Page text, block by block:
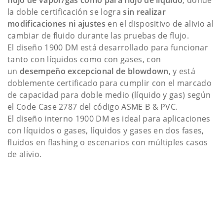
la doble certificación se lograsin realizar
modificaciones ni ajustes en el dispositivo de alivio al
cambiar de fluido durante las pruebas de flujo.
El diseño 1900 DM está desarrollado para funcionar
tanto con líquidos como con gases, con
un desempeño excepcional de blowdown, y está
doblemente certificado para cumplir con el marcado
de capacidad para doble medio (líquido y gas) según
el Code Case 2787 del código ASME B & PVC.
El diseño interno 1900 DM es ideal para aplicaciones
con líquidos o gases, líquidos y gases en dos fases,
fluidos en flashing o escenarios con múltiples casos
de alivio.